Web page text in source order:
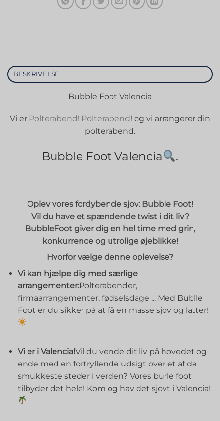
BESKRIVELSE
Bubble Foot Valencia
Vi er Polterabend ! Polterabend ! og vi arrangerer din
polterabend.
Bubble Foot Valencia .
Oplev vores fordybende sjov: Bubble Foot!
Vil du have et spændende twist i dit liv?
BubbleFoot giver dig en hel time med grin,
konkurrence og utrolige øjeblikke!
Hvorfor vælge denne oplevelse?
Vi kan hjælpe dig med særlige
arrangementer:Polterabender,
firmaarrangementer, fødselsdage ... Med Bublle
Foot er du sikker på at få en masse sjov og latter!
Vi er i Valencia!Vil du vende dit liv på hovedet og
ende med en fortryllende udsigt over et af de
smukkeste steder i verden? Vores burle foot
tilbyder det hele! Kom og hav det sjovt i Valencia!